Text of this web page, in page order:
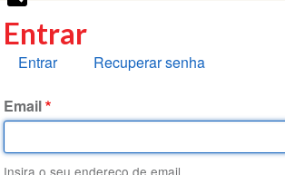
Entrar
Abas
Entrar Recuperar senha
Email
Insira o seu endereço de email.